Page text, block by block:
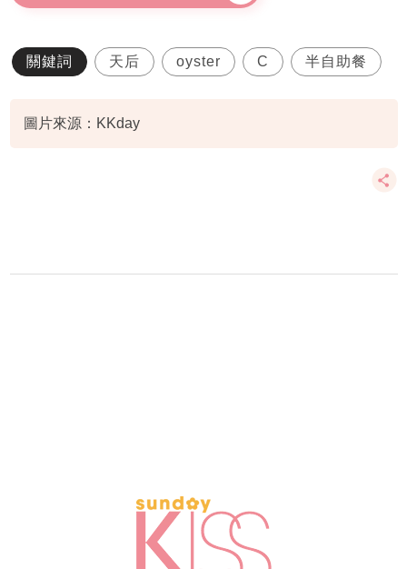
關鍵詞 天后 oyster C 半自助餐
圖片來源：KKday